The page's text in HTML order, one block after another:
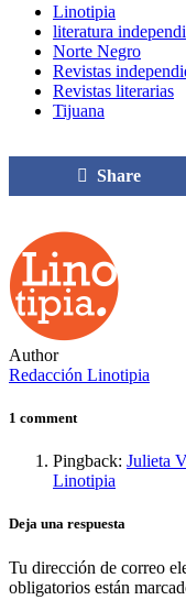
Linotipia
literatura
Norte Negro
Revistas
Revistas literarias
Tijuana
Share
Author
Redacción Linotipia
1 comment
Pingback: Julieta
Linotipia
Deja una respuesta
Tu dirección de correo
obligatorios están